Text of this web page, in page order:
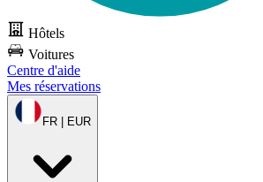
Hôtels
Voitures
Centre d'aide
Mes réservations
FR | EUR